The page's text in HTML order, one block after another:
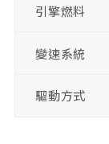
引擎燃料
變速系統
驅動方式